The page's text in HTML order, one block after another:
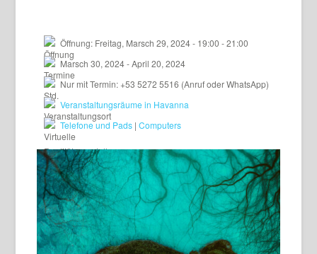
Öffnung: Freitag, Marsch 29, 2024 - 19:00 - 21:00
Marsch 30, 2024 - April 20, 2024
Nur mit Termin: +53 5272 5516 (Anruf oder WhatsApp)
Veranstaltungsräume in Havanna
Telefone und Pads |Computers